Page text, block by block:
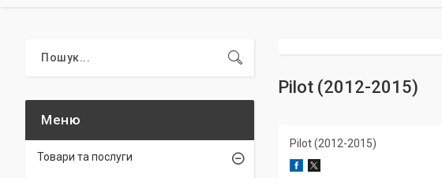
Pilot (2012-2015)
Pilot (2012-2015)
Товари та послуги